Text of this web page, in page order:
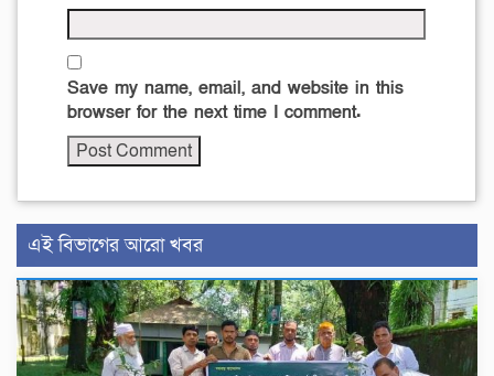
Save my name, email, and website in this
browser for the next time I comment.
এই বিভাগের আরো খবর